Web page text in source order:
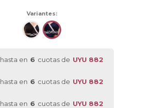
Variantes:
hasta en 6 cuotas de UYU 882
hasta en 6 cuotas de UYU 882
hasta en 6 cuotas de UYU 882